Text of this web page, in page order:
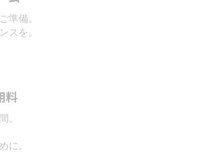
準備。
スを。
料
。
に。